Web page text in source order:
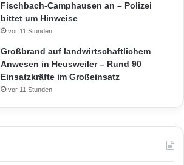
Fischbach-Camphausen an – Polizei
bittet um Hinweise
vor 11 Stunden
Großbrand auf landwirtschaftlichem
Anwesen in Heusweiler – Rund 90
Einsatzkräfte im Großeinsatz
vor 11 Stunden